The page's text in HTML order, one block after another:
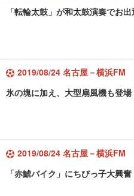
「転輪太鼓」が和太鼓演奏でお出
2019/08/24 名古屋－横浜FM
氷の塊に加え、大型扇風機も登場
2019/08/24 名古屋－横浜FM
「赤鯱バイク」にちびっ子大興奮